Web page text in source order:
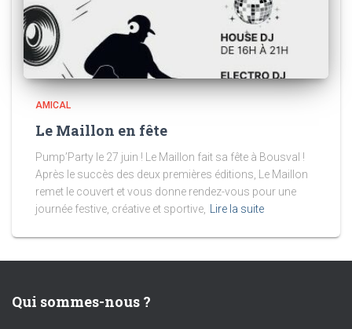
AMICAL
Le Maillon en fête
Pump’Party le 27 juin ! Le Maillon fait sa fête à Bousval !
Après le succès des deux premières éditions, Le Maillon
remet le couvert et vous donne rendez-vous pour une
journée festive, créative et sportive,
Lire la suite
Qui sommes-nous ?